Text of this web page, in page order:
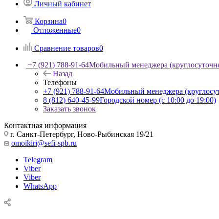
Личный кабинет
Корзина0
Отложенные0
Сравнение товаров0
+7 (921) 788-91-64Мобильный менеджера
Назад
Телефоны
+7 (921) 788-91-64Мобильный менеджера
8 (812) 640-45-99Городской номер (с 10:00 до 19:00)
Заказать звонок
Контактная информация
г. Санкт-Петербург, Ново-Рыбинская 19/21
omoikiri@sefi-spb.ru
Telegram
Viber
Viber
WhatsApp